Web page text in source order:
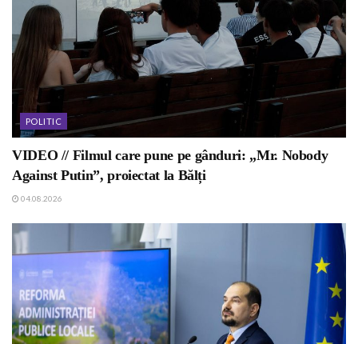
POLITIC
VIDEO // Filmul care pune pe gânduri: „Mr. Nobody
Against Putin”, proiectat la Bălți
04.08.2026